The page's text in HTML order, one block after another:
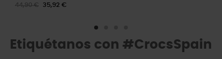
44,90 € 35,92 €
Etiquétanos con #CrocsSpain